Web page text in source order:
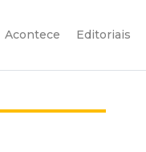
Acontece Editoriais